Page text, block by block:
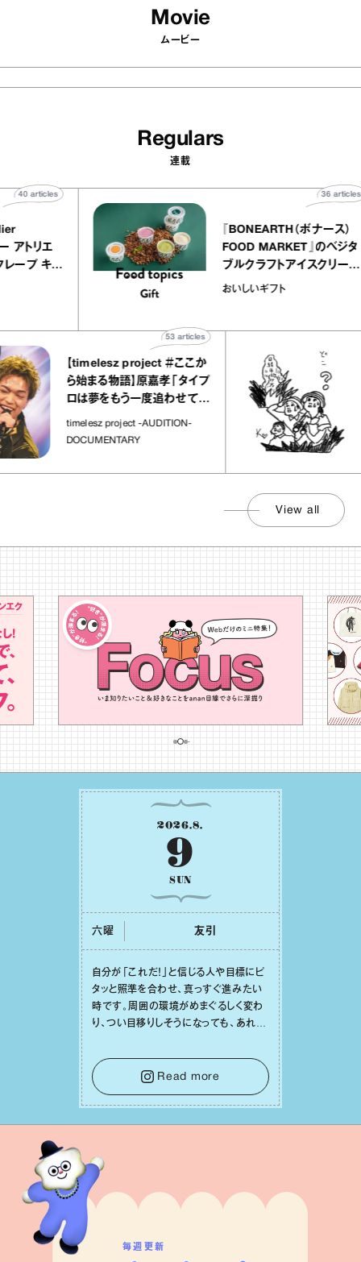
Movie
ムービー
Regulars
連載
atelier
アリー アトリエ
ミルクレープ キャ
40 articles
『BONEARTH（ボナ
FOOD MARKET』の
ブルクラフトアイス
｜真野知子の「おい
おいしいギフト
【timelesz project ＃ここか
ら始まる物語】原嘉孝「タイプ
ロは夢をもう一度追わせてく
れた場所」
timelesz project -AUDITION-
DOCUMENTARY
articles
View all
2026.8.
9
SUN
六曜 友引
⾃分が「これだ！」と信じる⼈や⽬標にピ
タッと照準を合わせ、真っすぐ進みたい
時です。周囲の環境がめまぐるしく変わ
り、つい⽬移りしそうになっても、あれこ
をそっと⼿放し、⽬の前のことに集中しま
しょう。そのブレない決意が、あなたにと
って有意義で安定した成果を引き寄せま
す。
Read more
毎週更新